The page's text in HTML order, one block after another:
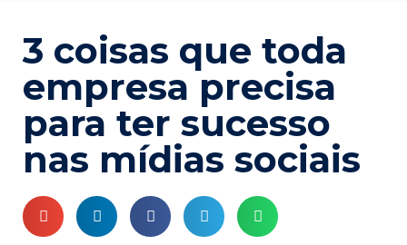
3 coisas que toda
empresa precisa
para ter sucesso
nas mídias sociais